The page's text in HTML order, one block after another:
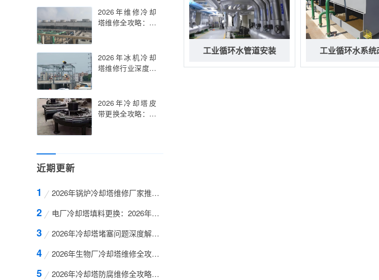
2026年维修冷却
塔维修全攻略：专
2026年冰机冷却
塔维修行业深度解
2026年冷却塔皮
带更换全攻略：从
近期更新
2026年锅炉冷却塔维修厂家推荐与行业深度解析
电厂冷却塔填料更换：2026年最新维修指南与行业
2026年冷却塔堵塞问题深度解析与高效维修策略
2026年生物厂冷却塔维修全攻略：巨龙冷却塔维修
2026年冷却塔防腐维修全攻略：四川巨龙液冷科技
工业循环水管道安装 工业循环水系统